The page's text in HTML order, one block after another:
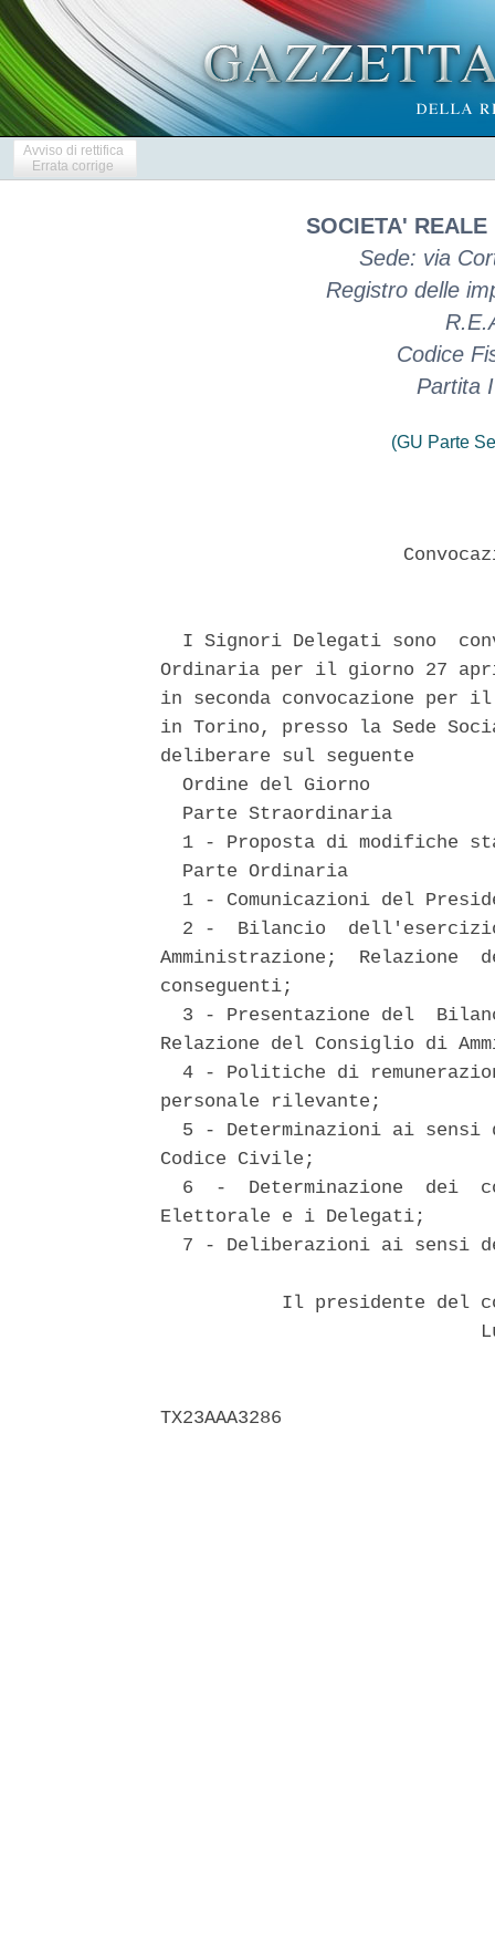
Avviso di rettifica
Errata corrige
SOCIETA' REALE
Sede: via
Registro delle
Codice
Partita
(GU Parte
I Signori Delegati sono
Ordinaria per il giorno 27
in seconda convocazione
in Torino, presso la Sede
deliberare sul seguente
  Ordine del Giorno
  Parte Straordinaria
1 - Proposta di modifiche
  Parte Ordinaria
1 - Comunicazioni del
2 -  Bilancio
Amministrazione;  Relazione
conseguenti;
3 - Presentazione del
Relazione del Consiglio di
4 - Politiche di
personale rilevante;
5 - Determinazioni ai sensi
Codice Civile;
6  -  Determinazione  dei
Elettorale e i Delegati;
7 - Deliberazioni ai sensi
Il presidente del